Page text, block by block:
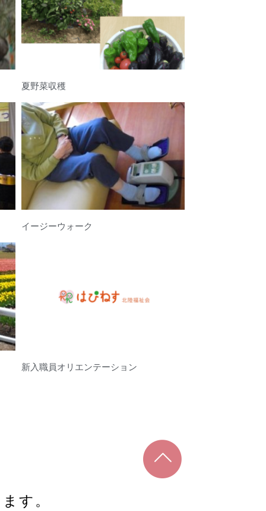
夏野菜収穫
イージーウォーク
新入職員オリエンテーション
す。